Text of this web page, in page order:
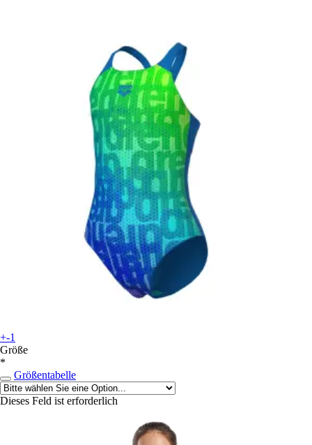
+-1
Größe
*
Größentabelle
Dieses Feld ist erforderlich